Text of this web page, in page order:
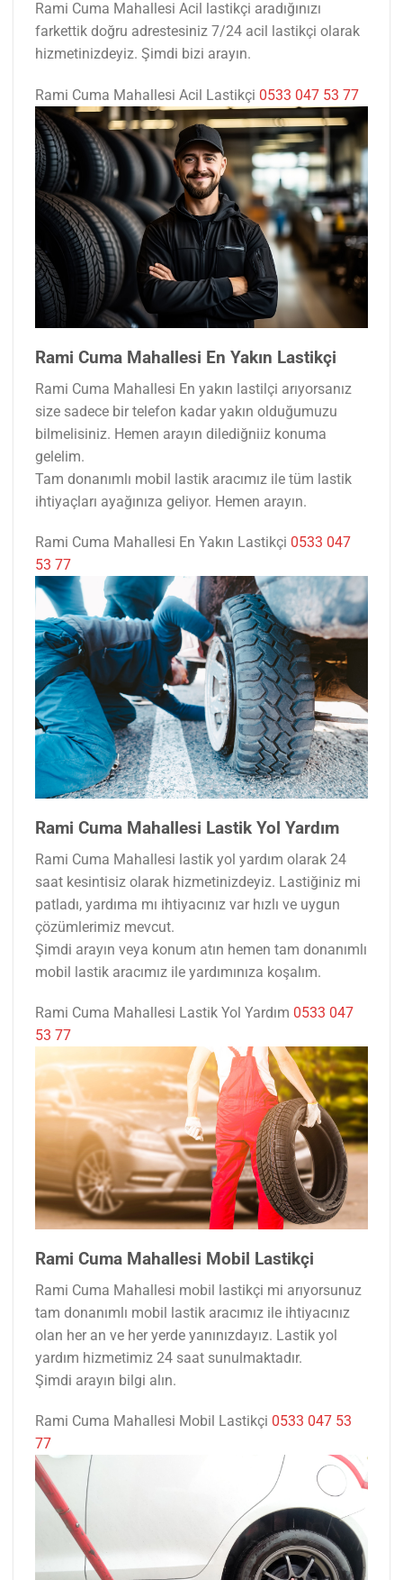
Rami Cuma Mahallesi Acil lastikçi aradığınızı
farkettik doğru adrestesiniz 7/24 acil lastikçi olarak
hizmetinizdeyiz. Şimdi bizi arayın.
Rami Cuma Mahallesi Acil Lastikçi 0533 047 53 77
Rami Cuma Mahallesi En Yakın Lastikçi
Rami Cuma Mahallesi En yakın lastilçi arıyorsanız
size sadece bir telefon kadar yakın olduğumuzu
bilmelisiniz. Hemen arayın dilediğniiz konuma
gelelim.
Tam donanımlı mobil lastik aracımız ile tüm lastik
ihtiyaçları ayağınıza geliyor. Hemen arayın.
Rami Cuma Mahallesi En Yakın Lastikçi 0533 047
53 77
Rami Cuma Mahallesi Lastik Yol Yardım
Rami Cuma Mahallesi lastik yol yardım olarak 24
saat kesintisiz olarak hizmetinizdeyiz. Lastiğiniz mi
patladı, yardıma mı ihtiyacınız var hızlı ve uygun
çözümlerimiz mevcut.
Şimdi arayın veya konum atın hemen tam donanımlı
mobil lastik aracımız ile yardımınıza koşalım.
Rami Cuma Mahallesi Lastik Yol Yardım 0533 047
53 77
Rami Cuma Mahallesi Mobil Lastikçi
Rami Cuma Mahallesi mobil lastikçi mi arıyorsunuz
tam donanımlı mobil lastik aracımız ile ihtiyacınız
olan her an ve her yerde yanınızdayız. Lastik yol
yardım hizmetimiz 24 saat sunulmaktadır.
Şimdi arayın bilgi alın.
Rami Cuma Mahallesi Mobil Lastikçi 0533 047 53
77